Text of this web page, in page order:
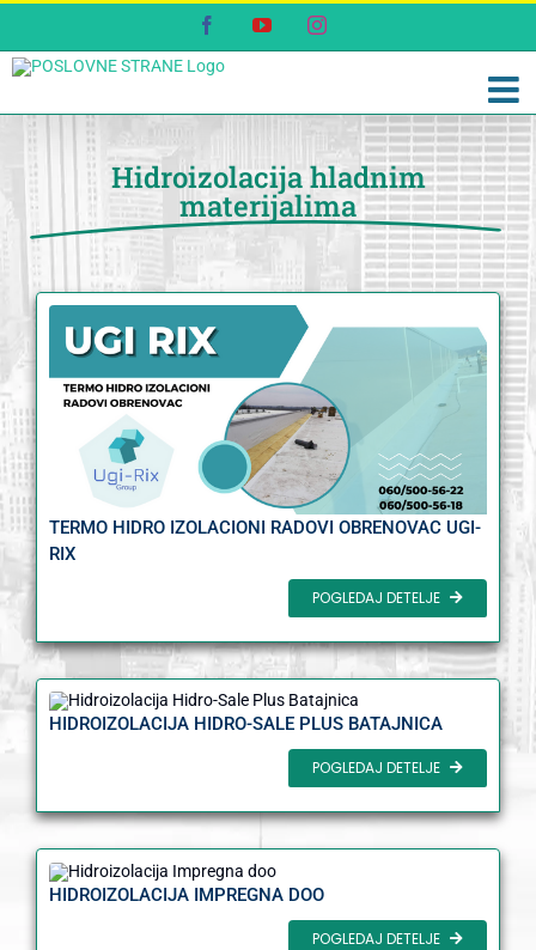
content
FacebookYouTubeInstagram
Hidroizolacija hladnim
materijalima
TERMO HIDRO IZOLACIONI RADOVI OBRENOVAC UGI-
RIX
POGLEDAJ DETELJE
HIDROIZOLACIJA HIDRO-SALE PLUS BATAJNICA
POGLEDAJ DETELJE
HIDROIZOLACIJA IMPREGNA DOO
POGLEDAJ DETELJE